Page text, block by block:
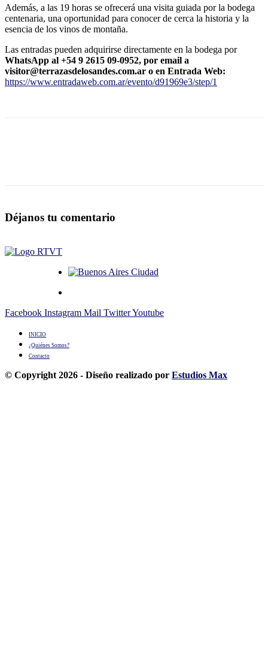
Además, a las 19 horas se ofrecerá una visita guiada por la bodega
centenaria, una oportunidad para conocer de cerca la historia y la
esencia de los vinos de montaña.
Las entradas pueden adquirirse directamente en la bodega por
WhatsApp al +54 9 2615 09-0952, por email a
visitor@terrazasdelosandes.com.ar o en Entrada Web:
https://www.entradaweb.com.ar/evento/d91969e3/step/1
Déjanos tu comentario
Facebook Instagram Mail TwitterYoutube
INICIO
¿Quiénes Somos?
Contacto
© Copyright 2026 - Diseño realizado por Estudios Max